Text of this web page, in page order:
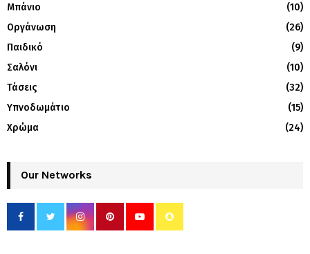
Μπάνιο
(10)
Οργάνωση
(26)
Παιδικό
(9)
Σαλόνι
(10)
Τάσεις
(32)
Υπνοδωμάτιο
(15)
Χρώμα
(24)
Our Networks